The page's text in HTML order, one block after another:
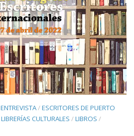
ENTREVISTA/ESCRITORES DE PUERTO
LIBRERÍAS CULTURALES /LIBROS /